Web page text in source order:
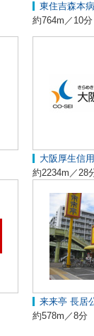
東住吉森本
約764m／10分
大阪厚生信
約2234m／28
来来亭 長居
約578m／8分